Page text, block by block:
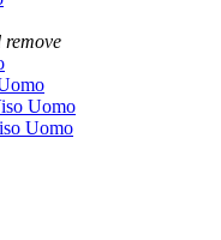
remove
Uomo
Uomo